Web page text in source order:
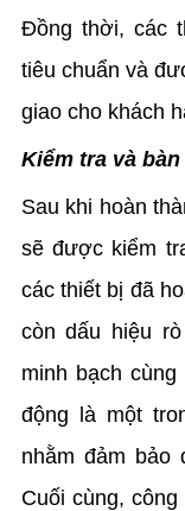
Đồng thời, các
tiêu chuẩn và
giao cho khách
Kiểm tra và
Sau khi hoàn
sẽ được kiểm
các thiết bị đã
còn dấu hiệu
minh bạch
động là một
nhằm đảm bảo
Cuối cùng,